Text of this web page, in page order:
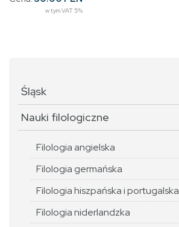
w tym VAT 5%
Śląsk
Nauki filologiczne
Filologia angielska
Filologia germańska
Filologia hiszpańska i portugalska
Filologia niderlandzka